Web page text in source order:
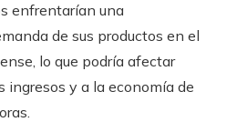
enfrentarían una
de sus productos en el
lo que podría afectar
ingresos y a la economía de